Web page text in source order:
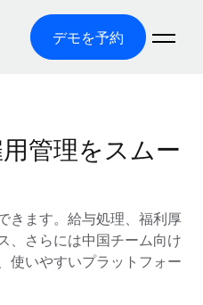
デモを予約
処理を手軽に
）
けずに実現
検索する
管理をスムー
きます。給与処理、福利厚
、さらには中国チーム向け
使いやすいプラットフォー